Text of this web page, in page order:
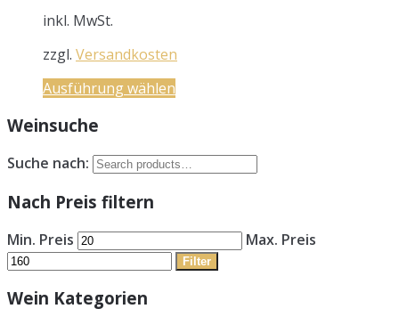
inkl. MwSt.
zzgl. Versandkosten
Ausführung wählen
Weinsuche
Suche nach:
Nach Preis filtern
Min. Preis Max. Preis
Filter
Wein Kategorien